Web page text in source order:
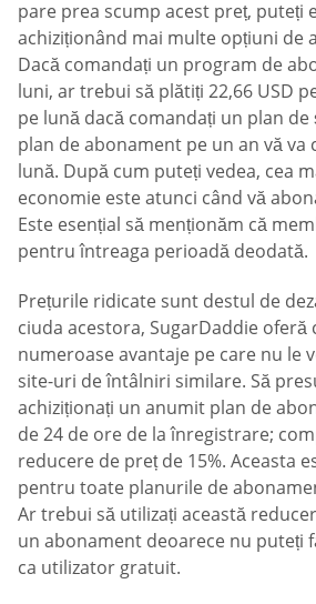
pare prea scump acest preț, puteți
achiziționând mai multe opțiuni de
Dacă comandați un program de
luni, ar trebui să plătiți 22,66 USD
pe lună dacă comandați un plan de
plan de abonament pe un an vă va
lună. După cum puteți vedea, cea
economie este atunci când vă
Este esențial să menționăm că
pentru întreaga perioadă deodată.
Prețurile ridicate sunt destul de
ciuda acestora, SugarDaddie oferă
numeroase avantaje pe care nu le
site-uri de întâlniri similare. Să
achiziționați un anumit plan de
de 24 de ore de la înregistrare;
reducere de preț de 15%. Aceasta
pentru toate planurile de
Ar trebui să utilizați această
un abonament deoarece nu puteți
ca utilizator gratuit.